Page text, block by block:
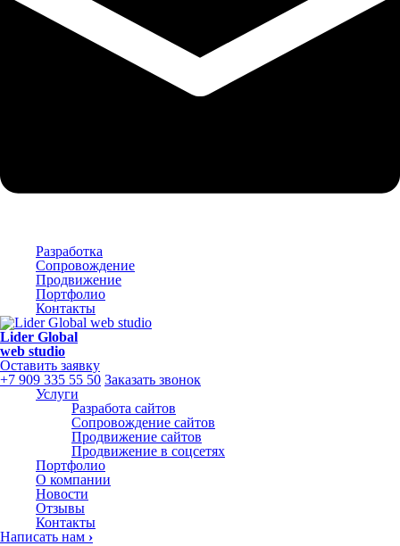
Разработка
Сопровождение
Продвижение
Портфолио
Контакты
Lider Global
web studio
Оставить заявку
+7 909 335 55 50 Заказать звонок
Услуги
Разработа сайтов
Сопровождение сайтов
Продвижение сайтов
Продвижение в соцсетях
Портфолио
О компании
Новости
Отзывы
Контакты
Написать нам ›